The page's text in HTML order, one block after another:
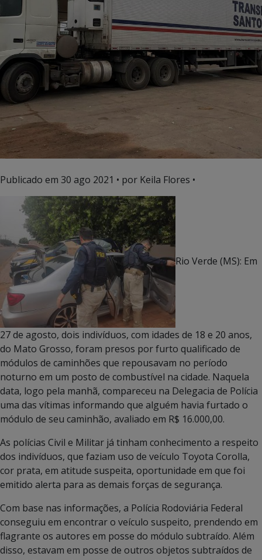
Publicado em 30 ago 2021 • por Keila Flores •
Rio Verde (MS): Em
27 de agosto, dois indivíduos, com idades de 18 e 20 anos,
do Mato Grosso, foram presos por furto qualificado de
módulos de caminhões que repousavam no período
noturno em um posto de combustível na cidade. Naquela
data, logo pela manhã, compareceu na Delegacia de Polícia
uma das vítimas informando que alguém havia furtado o
módulo de seu caminhão, avaliado em R$ 16.000,00.
As polícias Civil e Militar já tinham conhecimento a respeito
dos indivíduos, que faziam uso de veículo Toyota Corolla,
cor prata, em atitude suspeita, oportunidade em que foi
emitido alerta para as demais forças de segurança.
Com base nas informações, a Polícia Rodoviária Federal
conseguiu em encontrar o veículo suspeito, prendendo em
flagrante os autores em posse do módulo subtraído. Além
disso, estavam em posse de outros objetos subtraídos de